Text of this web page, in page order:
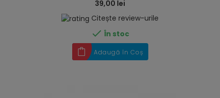
39,00 lei
Citește review-urile
 În stoc
Adaugă în Coș